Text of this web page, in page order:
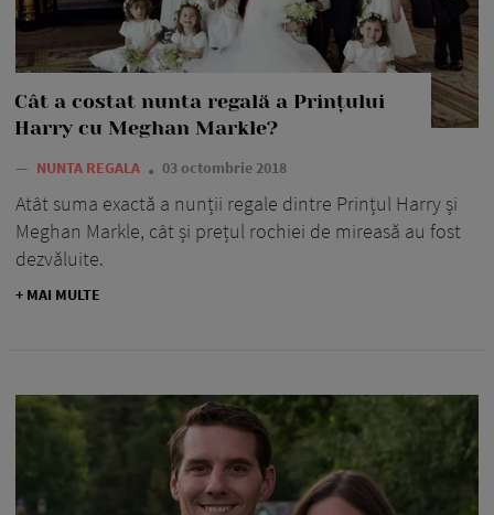
Cât a costat nunta regală a Prințului
Harry cu Meghan Markle?
— NUNTA REGALA 03 octombrie 2018
Atât suma exactă a nunții regale dintre Prințul Harry și
Meghan Markle, cât și prețul rochiei de mireasă au fost
dezvăluite.
+ MAI MULTE